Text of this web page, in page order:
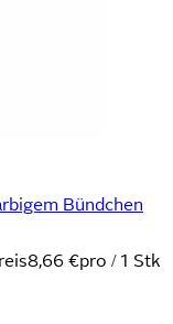
Bündchen
8,66 €pro / 1 Stk